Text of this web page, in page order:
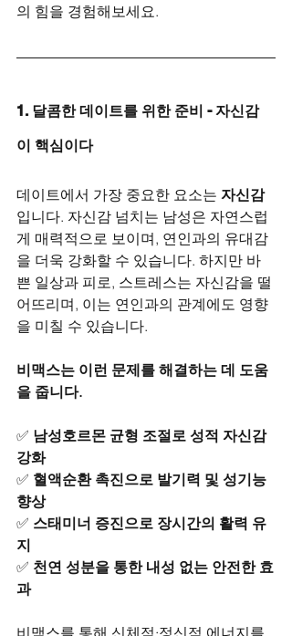
의 힘을 경험해보세요.
1. 달콤한 데이트를 위한 준비 - 자신감
이 핵심이다
데이트에서 가장 중요한 요소는 자신감
입니다. 자신감 넘치는 남성은 자연스럽
게 매력적으로 보이며, 연인과의 유대감
을 더욱 강화할 수 있습니다. 하지만 바
쁜 일상과 피로, 스트레스는 자신감을 떨
어뜨리며, 이는 연인과의 관계에도 영향
을 미칠 수 있습니다.
비맥스는 이런 문제를 해결하는 데 도움
을 줍니다.
✅ 남성호르몬 균형 조절로 성적 자신감
강화
✅ 혈액순환 촉진으로 발기력 및 성기능
향상
✅ 스태미너 증진으로 장시간의 활력 유
지
✅ 천연 성분을 통한 내성 없는 안전한 효
과
비맥스를 통해 신체적·정신적 에너지를